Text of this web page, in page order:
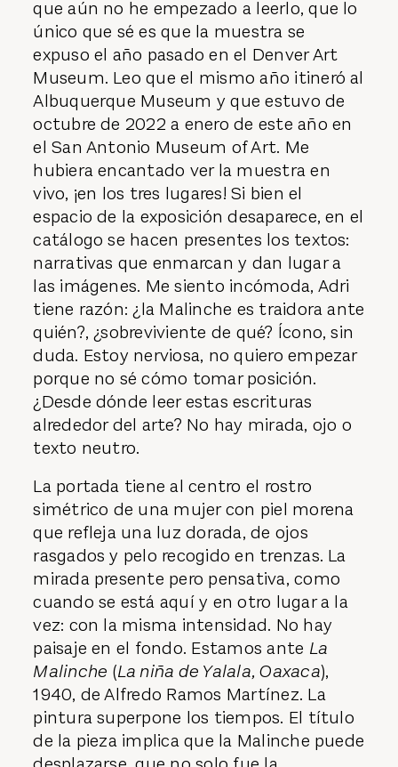
que aún no he empezado a leerlo, que lo
único que sé es que la muestra se
expuso el año pasado en el Denver Art
Museum. Leo que el mismo año itineró al
Albuquerque Museum y que estuvo de
octubre de 2022 a enero de este año en
el San Antonio Museum of Art. Me
hubiera encantado ver la muestra en
vivo, ¡en los tres lugares! Si bien el
espacio de la exposición desaparece, en el
catálogo se hacen presentes los textos:
narrativas que enmarcan y dan lugar a
las imágenes. Me siento incómoda, Adri
tiene razón: ¿la Malinche es traidora ante
quién?, ¿sobreviviente de qué? Ícono, sin
duda. Estoy nerviosa, no quiero empezar
porque no sé cómo tomar posición.
¿Desde dónde leer estas escrituras
alrededor del arte? No hay mirada, ojo o
texto neutro.
La portada tiene al centro el rostro
simétrico de una mujer con piel morena
que refleja una luz dorada, de ojos
rasgados y pelo recogido en trenzas. La
mirada presente pero pensativa, como
cuando se está aquí y en otro lugar a la
vez: con la misma intensidad. No hay
paisaje en el fondo. Estamos ante La
Malinche (La niña de Yalala, Oaxaca),
1940, de Alfredo Ramos Martínez. La
pintura superpone los tiempos. El título
de la pieza implica que la Malinche puede